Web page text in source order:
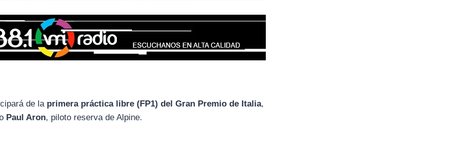
de la primera práctica libre (FP1) del Gran Premio de Italia,
Paul Aron, piloto reserva de Alpine.